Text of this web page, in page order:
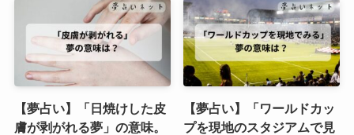
【夢占い】「日焼けした皮
膚が剥がれる夢」の意味。
【夢占い】「ワールドカッ
プを現地のスタジアムで見